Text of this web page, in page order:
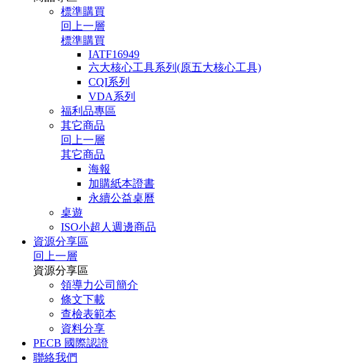
標準購買
回上一層
標準購買
IATF16949
六大核心工具系列(原五大核心工具)
CQI系列
VDA系列
福利品專區
其它商品
回上一層
其它商品
海報
加購紙本證書
永續公益桌曆
桌遊
ISO小超人週邊商品
資源分享區
回上一層
資源分享區
領導力公司簡介
條文下載
查檢表範本
資料分享
PECB 國際認證
聯絡我們